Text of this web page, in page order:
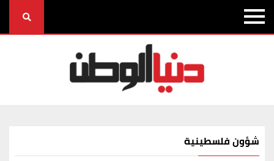
شؤون فلسطينية